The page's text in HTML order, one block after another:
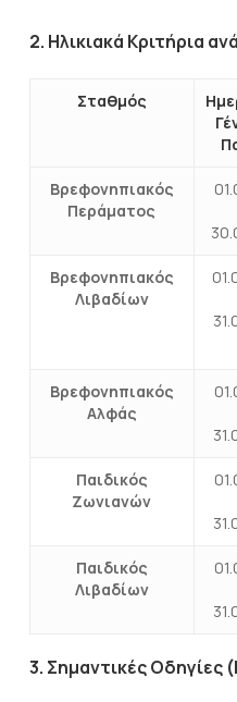
2. Ηλικιακά Κριτήρια
Σταθμός
Βρεφονηπιακός
Περάματος
Βρεφονηπιακός
Λιβαδίων
Βρεφονηπιακός
Αλφάς
Παιδικός
Ζωνιανών
Παιδικός
Λιβαδίων
3. Σημαντικές